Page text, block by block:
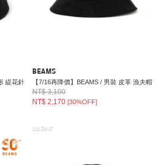
緹花針
BEAMS
【7/16再降價】BEAMS / 男裝 皮革 漁夫帽
NT$ 3,100
NT$ 2,170[30%OFF]
SOLDOUT